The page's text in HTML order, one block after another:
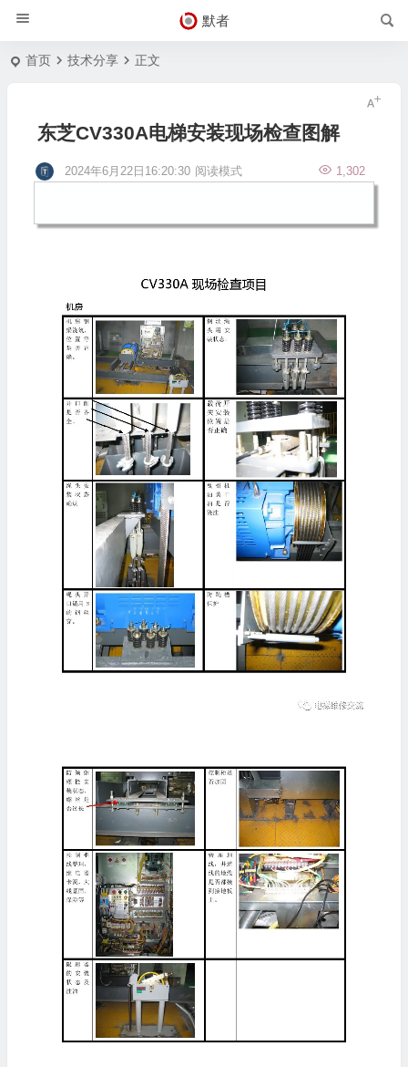
默者
首页 技术分享 正文
东芝CV330A电梯安装现场检查图解
2024年6月22日16:20:30 1,302
阅读模式